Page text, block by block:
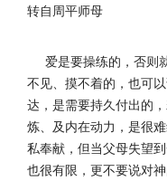
转自周平师母
爱是要操练的，否则
不见、摸不着的， 也可
达，是需要持久付出的，
炼、及内在动力，是很
私奉献， 但当父母失望
也很有限， 更不要说对